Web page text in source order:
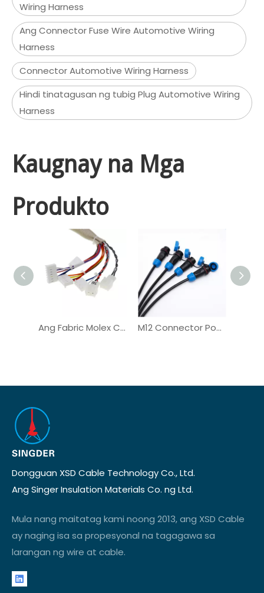
Wiring Harness
Ang Connector Fuse Wire Automotive Wiring
Harness
Connector Automotive Wiring Harness
Hindi tinatagusan ng tubig Plug Automotive Wiring
Harness
Kaugnay na Mga
Produkto
Ang Fabric Molex Connector Vehicle Automotive Wiring Harness M12 Connector Power Delivery Automotive Wiring Harness
Dongguan XSD Cable Technology Co., Ltd.
Ang Singer Insulation Materials Co. ng Ltd.
Mula nang maitatag kami noong 2013, ang XSD Cable
ay naging isa sa propesyonal na tagagawa sa
larangan ng wire at cable.